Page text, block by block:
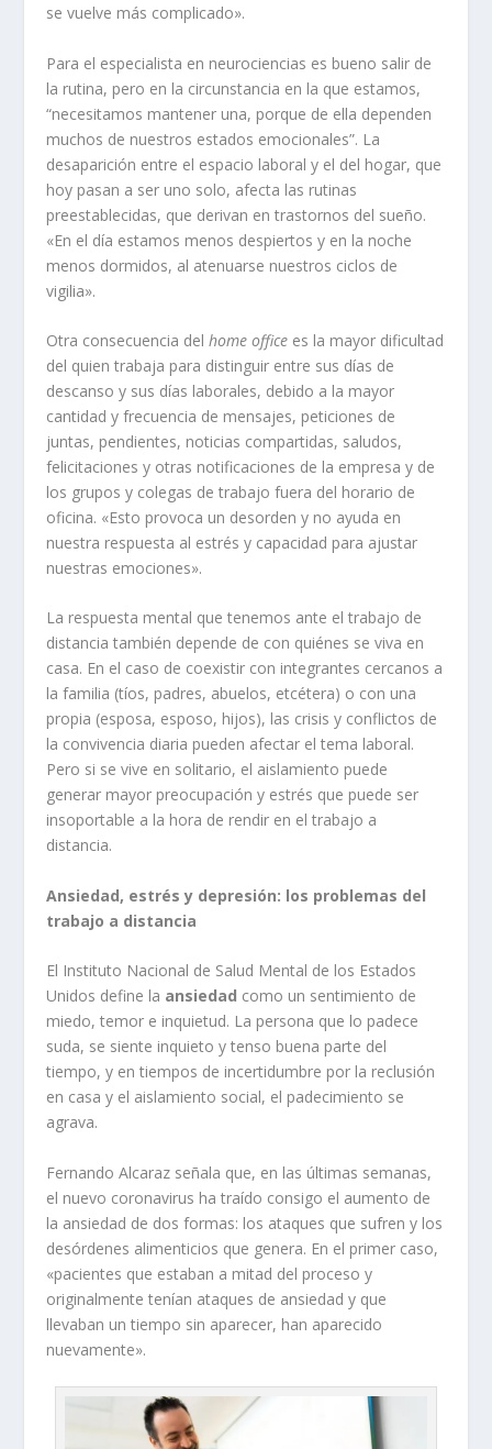
se vuelve más complicado».
Para el especialista en neurociencias es bueno salir de
la rutina, pero en la circunstancia en la que estamos,
“necesitamos mantener una, porque de ella dependen
muchos de nuestros estados emocionales”. La
desaparición entre el espacio laboral y el del hogar, que
hoy pasan a ser uno solo, afecta las rutinas
preestablecidas, que derivan en trastornos del sueño.
«En el día estamos menos despiertos y en la noche
menos dormidos, al atenuarse nuestros ciclos de
vigilia».
Otra consecuencia delhome office es la mayor dificultad
del quien trabaja para distinguir entre sus días de
descanso y sus días laborales, debido a la mayor
cantidad y frecuencia de mensajes, peticiones de
juntas, pendientes, noticias compartidas, saludos,
felicitaciones y otras notificaciones de la empresa y de
los grupos y colegas de trabajo fuera del horario de
oficina. «Esto provoca un desorden y no ayuda en
nuestra respuesta al estrés y capacidad para ajustar
nuestras emociones».
La respuesta mental que tenemos ante el trabajo de
distancia también depende de con quiénes se viva en
casa. En el caso de coexistir con integrantes cercanos a
la familia (tíos, padres, abuelos, etcétera) o con una
propia (esposa, esposo, hijos), las crisis y conflictos de
la convivencia diaria pueden afectar el tema laboral.
Pero si se vive en solitario, el aislamiento puede
generar mayor preocupación y estrés que puede ser
insoportable a la hora de rendir en el trabajo a
distancia.
Ansiedad, estrés y depresión: los problemas del
trabajo a distancia
El Instituto Nacional de Salud Mental de los Estados
Unidos define la ansiedad como un sentimiento de
miedo, temor e inquietud. La persona que lo padece
suda, se siente inquieto y tenso buena parte del
tiempo, y en tiempos de incertidumbre por la reclusión
en casa y el aislamiento social, el padecimiento se
agrava.
Fernando Alcaraz señala que, en las últimas semanas,
el nuevo coronavirus ha traído consigo el aumento de
la ansiedad de dos formas: los ataques que sufren y los
desórdenes alimenticios que genera. En el primer caso,
«pacientes que estaban a mitad del proceso y
originalmente tenían ataques de ansiedad y que
llevaban un tiempo sin aparecer, han aparecido
nuevamente».